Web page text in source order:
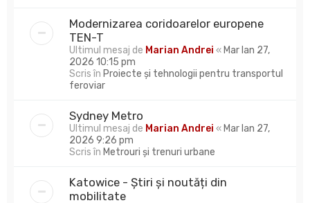
Modernizarea coridoarelor europene
TEN-T
Ultimul mesaj de Marian Andrei « Mar Ian 27,
2026 10:15 pm
Scris în Proiecte și tehnologii pentru transportul
feroviar
Sydney Metro
Ultimul mesaj de Marian Andrei « Mar Ian 27,
2026 9:26 pm
Scris în Metrouri și trenuri urbane
Katowice - Știri și noutăți din
mobilitate